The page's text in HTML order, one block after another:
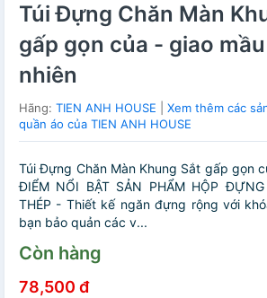
Túi Đựng Chăn Màn
gấp gọn của - giao
nhiên
Hãng: TIEN ANH HOUSE
Xem thêm các
quần áo của TIEN ANH HOUSE
Túi Đựng Chăn Màn Khung Sắt gấp gọn
ĐIỂM NỔI BẬT SẢN PHẨM HỘP
THÉP - Thiết kế ngăn đựng rộng với
bạn bảo quản các v...
Còn hàng
78,500 đ